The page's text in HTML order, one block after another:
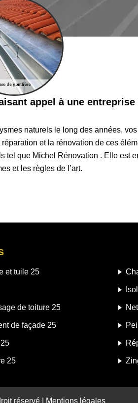
appel à une
naturels le long des années,
et la rénovation de ces
tel que Michel Rénovation . Elle est
et les règles de l’art.
et tuile 25
de toiture 25
de façade 25
25
réservé | Mentions légales